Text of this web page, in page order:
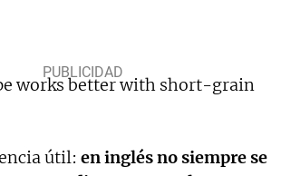
works better with short-grain
útil: en inglés no siempre se